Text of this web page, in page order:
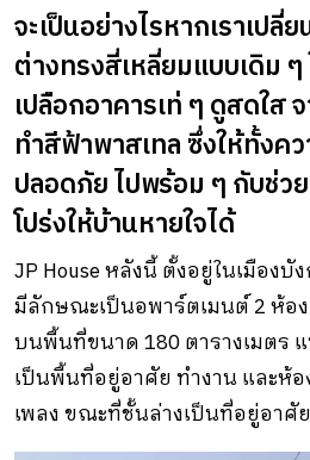
จะเป็นอย่างไรหากเราเป
ต่างทรงสี่เหลี่ยมแบบเดิม
เปลือกอาคารเท่ ๆ ดูสดใส
ทำสีฟ้าพาสเทล ซึ่งให้ทั้งค
ปลอดภัย ไปพร้อม ๆ กับช่ว
โปร่งให้บ้านหายใจได้
JP House หลังนี้ ตั้งอยู่ในเมืองบั
มีลักษณะเป็นอพาร์ตเมนต์ 2 ห้อ
บนพื้นที่ขนาด 180 ตารางเมตร
เป็นพื้นที่อยู่อาศัย ทำงาน และห้
เพลง ขณะที่ชั้นล่างเป็นที่อยู่อาศั